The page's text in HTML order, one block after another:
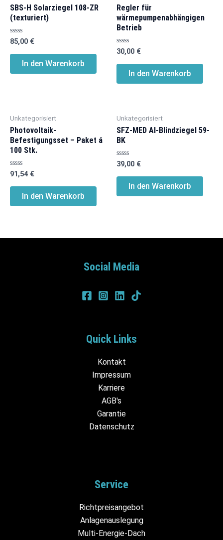
SBS-H Solarziegel 108-ZR
(texturiert)
Bewertet
mit
0
85,00 €
In den Warenkorb
Regler für
wärmepumpenabhängigen
Betrieb
Bewertet
mit
0
30,00 €
In den Warenkorb
Unkategorisiert
Photovoltaik-
Befestigungsset – Paket á
100 Stk.
Bewertet
mit
0
91,54 €
In den Warenkorb
Unkategorisiert
SFZ-MED Al-Blindziegel 59-
BK
Bewertet
mit
0
39,00 €
In den Warenkorb
Social Media
Quick Links
Kontakt
Impressum
Karriere
AGB's
Garantie
Datenschutz
Service
Richtpreisangebot
Anlagenauslegung
Multi-Energie-Dach